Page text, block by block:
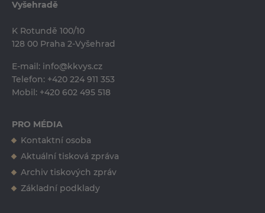
Vyšehradě
K Rotundě 100/10
128 00 Praha 2-Vyšehrad
E-mail: info@kkvys.cz
Telefon: +420 224 911 353
Mobil: +420 602 495 518
PRO MÉDIA
Kontaktní osoba
Ing. Erika Tučková
+420 724 557 835
Aktuální tisková zpráva
Archiv tiskových zpráv
Základní podklady